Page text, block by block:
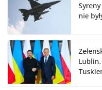
nie
Lublin.